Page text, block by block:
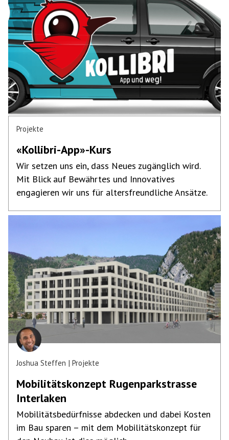
Projekte
«Kollibri-App»-Kurs
Wir setzen uns ein, dass Neues zugänglich wird.
Mit Blick auf Bewährtes und Innovatives
engagieren wir uns für altersfreundliche Ansätze.
Joshua Steffen Projekte
Mobilitäts­konzept Rugenpark­strasse
Interlaken
Mobilitätsbedürfnisse abdecken und dabei Kosten
im Bau sparen – mit dem Mobilitätskonzept für